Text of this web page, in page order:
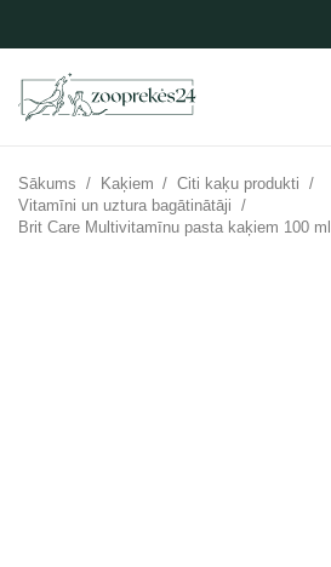
Sākums / Kaķiem / Citi kaķu produkti /
Vitamīni un uztura bagātinātāji /
Brit Care Multivitamīnu pasta kaķiem 100 ml